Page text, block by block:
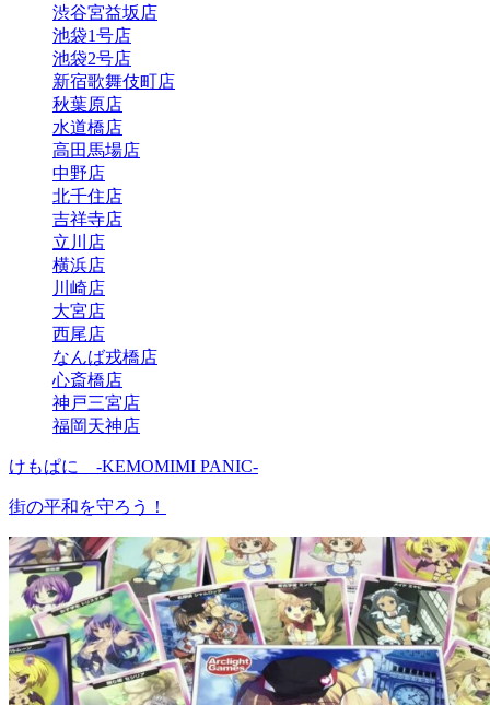
渋谷宮益坂店
池袋1号店
池袋2号店
新宿歌舞伎町店
秋葉原店
水道橋店
高田馬場店
中野店
北千住店
吉祥寺店
立川店
横浜店
川崎店
大宮店
西尾店
なんば戎橋店
心斎橋店
神戸三宮店
福岡天神店
けもぱに -KEMOMIMI PANIC-
街の平和を守ろう！